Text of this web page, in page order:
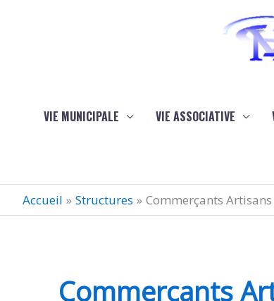
VIE MUNICIPALE VIE ASSOCIATIVE
Accueil Structures Commerçants Artisans
Commerçants